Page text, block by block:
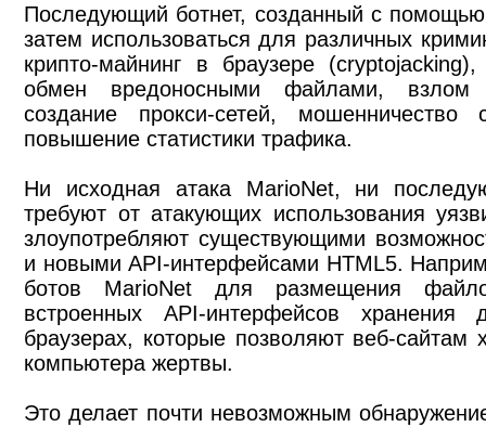
Последующий ботнет, созданный с
затем использоваться для различных
крипто-майнинг в браузере
обмен вредоносными файлами, взлом
создание прокси-сетей,
повышение статистики трафика.
Ни исходная атака MarioNet, ни
требуют от атакующих использования
злоупотребляют существующими
и новыми API-интерфейсами HTML5.
ботов MarioNet для размещения
встроенных API-интерфейсов
браузерах, которые позволяют веб-
компьютера жертвы.
Это делает почти невозможным